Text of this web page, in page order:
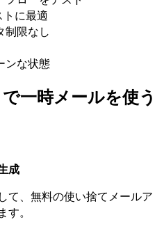
に最適
制限なし
ンな状態
一時メールを使う
成
て、無料の使い捨てメールア
。